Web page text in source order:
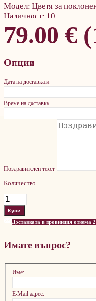
Модел: Цветя за
Наличност: 10
79.00 €
Опции
Дата на доставката
Време на доставка
Поздравителен текст
Количество
Доставката в провинция отнема
Имате въпрос?
Име:
E-Mail адрес: